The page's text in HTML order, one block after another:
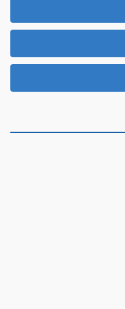
השטח שלו
ואת
של
לקוחות,